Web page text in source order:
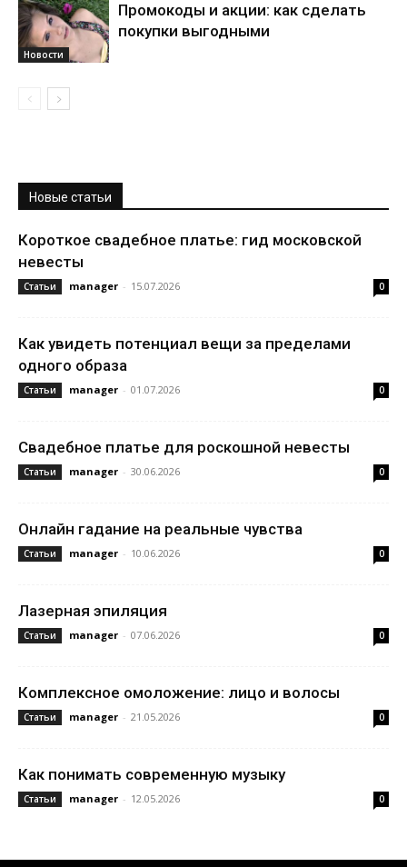
Новости
Промокоды и акции: как сделать
покупки выгодными
Новые статьи
Короткое свадебное платье: гид московской
невесты
Статьи manager - 15.07.2026 0
Как увидеть потенциал вещи за пределами
одного образа
Статьи manager - 01.07.2026 0
Свадебное платье для роскошной невесты
Статьи manager - 30.06.2026 0
Онлайн гадание на реальные чувства
Статьи manager - 10.06.2026 0
Лазерная эпиляция
Статьи manager - 07.06.2026 0
Комплексное омоложение: лицо и волосы
Статьи manager - 21.05.2026 0
Как понимать современную музыку
Статьи manager - 12.05.2026 0